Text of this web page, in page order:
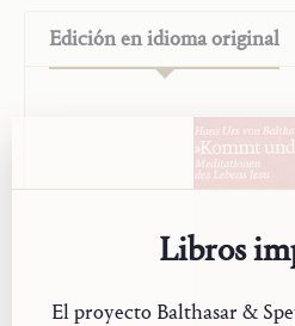
La misión
«Studienausgabe»
Edición enidioma original
Libros
El proyecto Balthasar &